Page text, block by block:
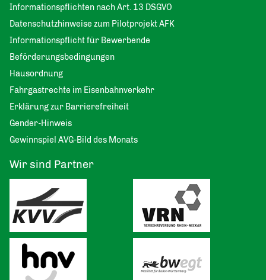
Informationspflichten nach Art. 13 DSGVO
Datenschutzhinweise zum Pilotprojekt AFK
Informationspflicht für Bewerbende
Beförderungsbedingungen
Hausordnung
Fahrgastrechte im Eisenbahnverkehr
Erklärung zur Barrierefreiheit
Gender-Hinweis
Gewinnspiel AVG-Bild des Monats
Wir sind Partner